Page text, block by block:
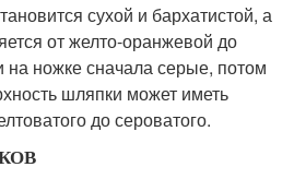
сухой и бархатистой, а
от желто-оранжевой до
на ножке сначала серые, потом
шляпки может иметь
до сероватого.